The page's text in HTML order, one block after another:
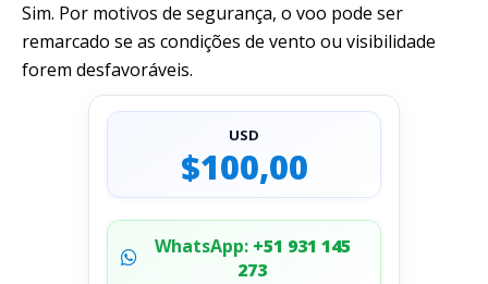
Sim. Por motivos de segurança, o voo pode ser
remarcado se as condições de vento ou visibilidade
forem desfavoráveis.
USD
$100,00
WhatsApp:+51 931 145
273